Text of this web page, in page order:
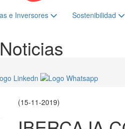
e Inversores Sostenibilidad
Noticias
(15-11-2019)